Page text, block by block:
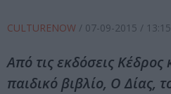
CULTURENOW / 07-09-2015 / 13:15
Από τις εκδόσεις
παιδικό βιβλίο, Ο Δίας,